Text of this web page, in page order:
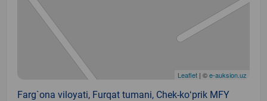
Leaflet | ©e-auksion.uz
Farg`ona viloyati, Furqat tumani, Chek-koʻprik MFY